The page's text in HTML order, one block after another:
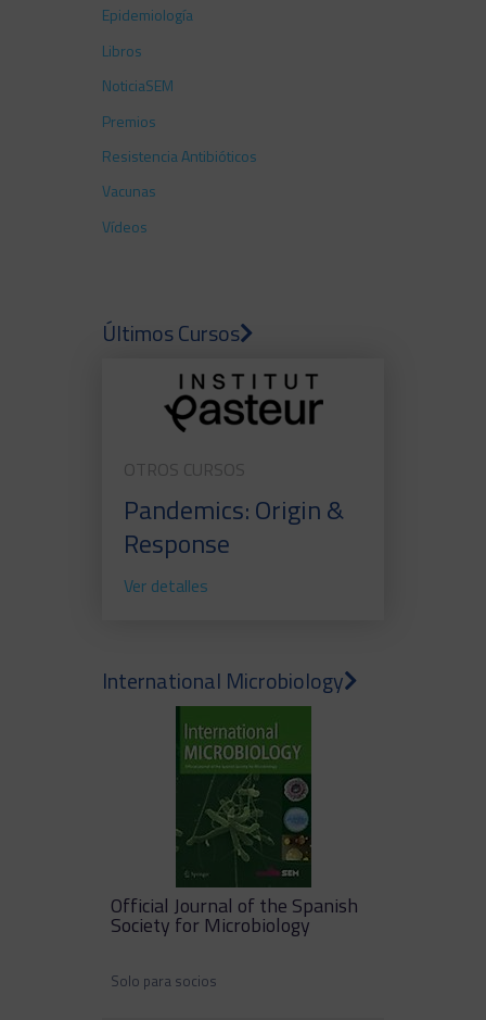
Epidemiología
Libros
NoticiaSEM
Premios
Resistencia Antibióticos
Vacunas
Vídeos
Últimos Cursos
OTROS CURSOS
Pandemics: Origin &
Response
Ver detalles
International Microbiology
Official Journal of the Spanish
Society for Microbiology
Solo para socios